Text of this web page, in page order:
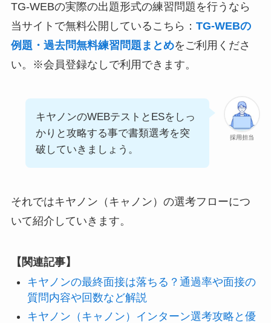
TG-WEBの実際の出題形式の練習問題を行うなら
当サイトで無料公開しているこちら： TG-WEBの
例題・過去問無料練習問題まとめをご利用くださ
い。※会員登録なしで利用できます。
採用担当
キヤノンのWEBテストとESをしっ
かりと攻略する事で書類選考を突
破していきましょう。
それではキヤノン（キャノン）の選考フローにつ
いて紹介していきます。
【関連記事】
キヤノンの最終面接は落ちる？通過率や面接の
質問内容や回数など解説
キヤノン（キャノン）インターン選考攻略と優